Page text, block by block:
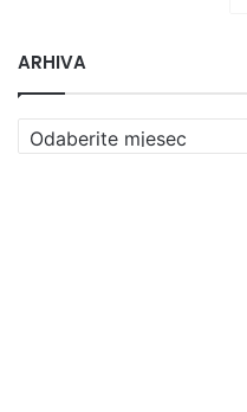
ARHIVA
ARHIVA